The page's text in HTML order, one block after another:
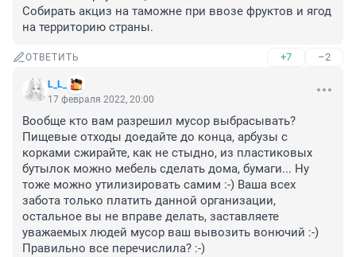
Собирать акциз на таможне при ввозе фруктов и ягод
на территорию страны.
ОТВЕТИТЬ +7 –2
L_L_
17 февраля 2022, 20:00
Вообще кто вам разрешил мусор выбрасывать?
Пищевые отходы доедайте до конца, арбузы с
корками сжирайте, как не стыдно, из пластиковых
бутылок можно мебель сделать дома, бумаги... Ну
тоже можно утилизировать самим :-) Ваша всех
забота только платить данной организации,
остальное вы не вправе делать, заставляете
уважаемых людей мусор ваш вывозить вонючий :-)
Правильно все перечислила? :-)